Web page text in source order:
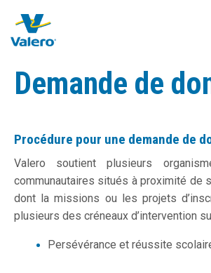
main
Demande de
Procédure pour une demande de
​​​​​​​​​Valero soutient plusieurs
communautaires situés à proximité de
dont la missions ou les projets
plusieurs des créneaux d’intervention
Persévérance et réussite